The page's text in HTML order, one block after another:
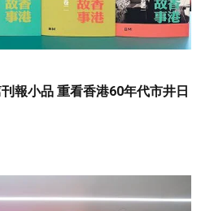
報小品 重看香港60年代市井日